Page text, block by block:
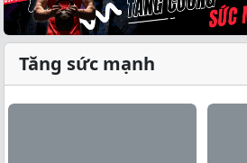
Xem tất cả →
Tăng sức mạnh